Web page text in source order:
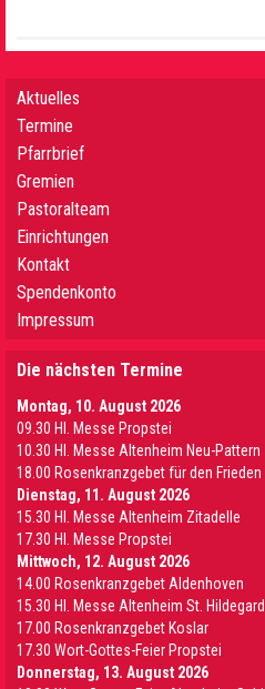
Aktuelles
Termine
Pfarrbrief
Gremien
Pastoralteam
Einrichtungen
Kontakt
Spendenkonto
Impressum
Die nächsten Termine
Montag, 10. August 2026
09.30 Hl. Messe Propstei
10.30 Hl. Messe Altenheim Neu-Pattern
18.00 Rosenkranzgebet für den
Dienstag, 11. August 2026
15.30 Hl. Messe Altenheim Zitadelle
17.30 Hl. Messe Propstei
Mittwoch, 12. August 2026
14.00 Rosenkranzgebet Aldenhoven
15.30 Hl. Messe Altenheim St. Hildegard
17.00 Rosenkranzgebet Koslar
17.30 Wort-Gottes-Feier Propstei
Donnerstag, 13. August 2026